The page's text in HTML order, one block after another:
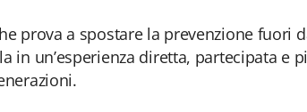
prova a spostare la prevenzione fuori
in un’esperienza diretta, partecipata e